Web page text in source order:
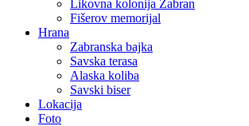
Likovna kolonija Zabran
Fišerov memorijal
Hrana
Zabranska bajka
Savska terasa
Alaska koliba
Savski biser
Lokacija
Foto